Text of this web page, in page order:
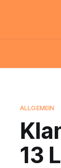
ALLGEMEIN
13